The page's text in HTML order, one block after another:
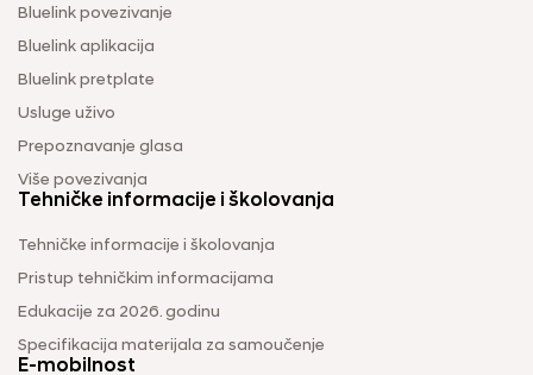
Bluelink povezivanje
Bluelink aplikacija
Bluelink pretplate
Usluge uživo
Prepoznavanje glasa
Više povezivanja
Tehničke informacije i školovanja
Tehničke informacije i školovanja
Pristup tehničkim informacijama
Edukacije za 2026. godinu
Specifikacija materijala za samoučenje
E-mobilnost